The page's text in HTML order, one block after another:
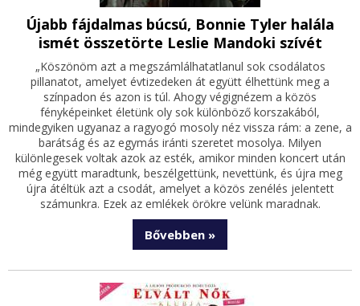
Újabb fájdalmas búcsú, Bonnie Tyler halála
ismét összetörte Leslie Mandoki szívét
„Köszönöm azt a megszámlálhatatlanul sok csodálatos
pillanatot, amelyet évtizedeken át együtt élhettünk meg a
színpadon és azon is túl. Ahogy végignézem a közös
fényképeinket életünk oly sok különböző korszakából,
mindegyiken ugyanaz a ragyogó mosoly néz vissza rám: a zene, a
barátság és az egymás iránti szeretet mosolya. Milyen
különlegesek voltak azok az esték, amikor minden koncert után
még együtt maradtunk, beszélgettünk, nevettünk, és újra meg
újra átéltük azt a csodát, amelyet a közös zenélés jelentett
számunkra. Ezek az emlékek örökre velünk maradnak.
Bővebben »